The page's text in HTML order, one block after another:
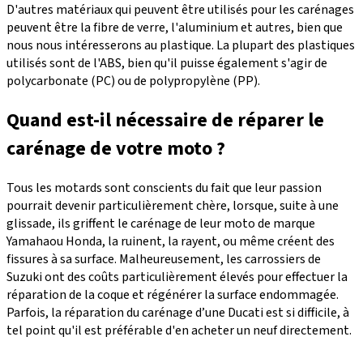
D'autres matériaux qui peuvent être utilisés pour les carénages
peuvent être la fibre de verre, l'aluminium et autres, bien que
nous nous intéresserons au plastique. La plupart des plastiques
utilisés sont de l'ABS, bien qu'il puisse également s'agir de
polycarbonate (PC) ou de polypropylène (PP).
Quand est-il nécessaire de réparer le
carénage de votre moto ?
Tous les motards sont conscients du fait que leur passion
pourrait devenir particulièrement chère, lorsque, suite à une
glissade, ils griffent le carénage de leur moto de marque
Yamahaou Honda, la ruinent, la rayent, ou même créent des
fissures à sa surface. Malheureusement, les carrossiers de
Suzuki ont des coûts particulièrement élevés pour effectuer la
réparation de la coque et régénérer la surface endommagée.
Parfois, la réparation du carénage d’une Ducati est si difficile, à
tel point qu'il est préférable d'en acheter un neuf directement.